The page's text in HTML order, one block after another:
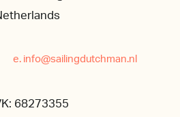
e. info@sailingdutchman.nl
68273355